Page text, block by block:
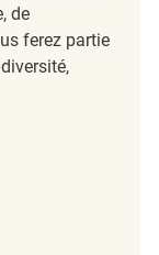
de
ferez partie